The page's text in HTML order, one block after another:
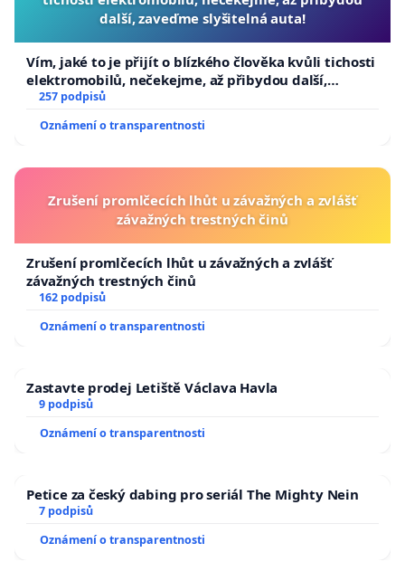
další, zaveďme slyšitelná auta!
Vím, jaké to je přijít o blízkého člověka kvůli tichosti
elektromobilů, nečekejme, až přibydou další,
zaveďme slyšitelná auta!
257 podpisů
Oznámení o transparentnosti
Zrušení promlčecích lhůt u závažných a zvlášť
závažných trestných činů
Zrušení promlčecích lhůt u závažných a zvlášť
závažných trestných činů
162 podpisů
Oznámení o transparentnosti
Zastavte prodej Letiště Václava Havla
9 podpisů
Oznámení o transparentnosti
Petice za český dabing pro seriál The Mighty Nein
7 podpisů
Oznámení o transparentnosti